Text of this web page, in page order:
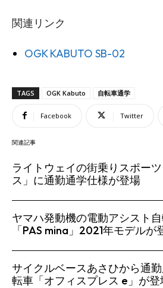
関連リンク
OGK KABUTO SB-02
TAGS OGK Kabuto 自転車通学
Facebook Twitter
関連記事
ライトウェイの街乗りスポー
ス」に通勤通学仕様が登場
ヤマハ発動機の電動アシスト自
「PAS mina」2021年モデル
サイクルベースあさひから通
転車「オフィスプレス e」が登